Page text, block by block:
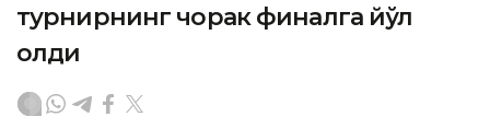
турнирнинг чорак финалга йўл
олди